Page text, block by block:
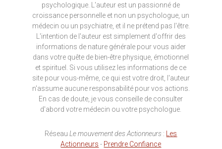
psychologique. L'auteur est un passionné de
croissance personnelle et non un psychologue, un
médecin ou un psychiatre, et il ne prétend pas l'être.
L'intention de l'auteur est simplement d'offrir des
informations de nature générale pour vous aider
dans votre quête de bien-être physique, émotionnel
et spirituel. Si vous utilisez les informations de ce
site pour vous-même, ce qui est votre droit, l'auteur
n'assume aucune responsabilité pour vos actions.
En cas de doute, je vous conseille de consulter
d'abord votre médecin ou votre psychologue.
RéseauLe mouvement des Actionneurs :
Les
Actionneurs - Prendre Confiance